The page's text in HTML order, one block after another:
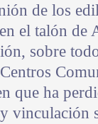
de los
el talón de
sobre
que ha
vinculación